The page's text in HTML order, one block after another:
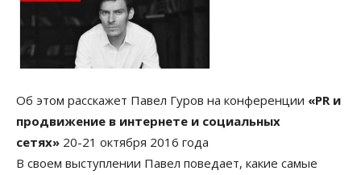
Об этом расскажет Павел Гуров на конференции «PR и
продвижение в интернете и социальных
сетях» 20-21 октября 2016 года
В своем выступлении Павел поведает, какие самые